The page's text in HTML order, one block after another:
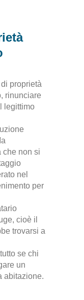
proprietà
rinunciare
legittimo
che non si
nel
per
cioè il
trovarsi a
se chi
un
abitazione.